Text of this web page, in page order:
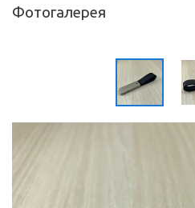
Фотогалерея